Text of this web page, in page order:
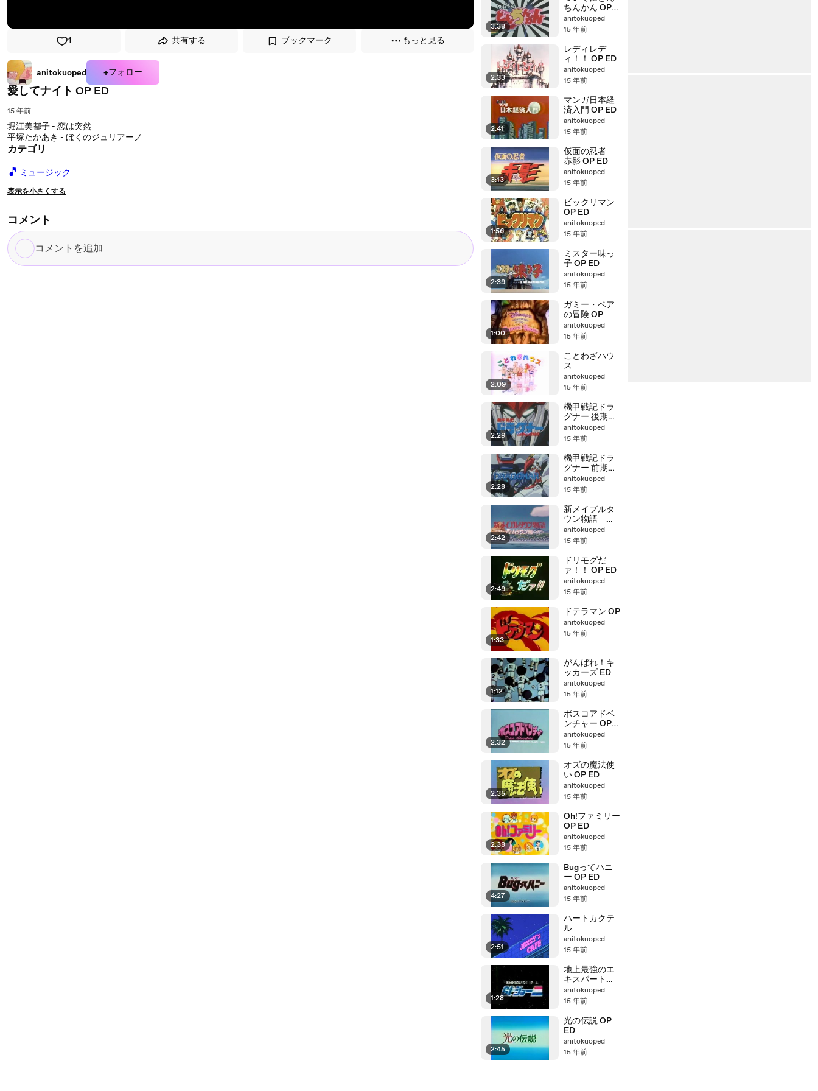
1 共有する ブックマーク もっと見る
anitokuoped +フォロー
愛してナイト OP ED
15 年前
堀江美都子 - 恋は突然
平塚たかあき - ぼくのジュリアーノ
カテゴリ
🎵 ミュージック
表示を小さくする
コメント
コ
メ
3:38
ちんかん OP
ED 1
anitokuoped
15 年前
2:33
レディレデ
ィ！！ OP ED
anitokuoped
15 年前
2:41
マンガ日本経
済入門 OP ED
anitokuoped
15 年前
3:13
仮面の忍者
赤影 OP ED
anitokuoped
15 年前
1:56
ビックリマン
OP ED
anitokuoped
15 年前
2:39
ミスター味っ
子 OP ED
anitokuoped
15 年前
1:00
ガミー・ベア
の冒険 OP
anitokuoped
15 年前
2:09
ことわざハウ
ス
anitokuoped
15 年前
2:29
機甲戦記ドラ
グナー 後期OP
ED
anitokuoped
15 年前
2:28
機甲戦記ドラ
グナー 前期OP
ED
anitokuoped
15 年前
2:42
新メイプルタ
ウン物語 パ
ームタウン編
OP ED
anitokuoped
15 年前
2:49
ドリモグだ
ァ！！ OP ED
anitokuoped
15 年前
1:33
ドテラマン OP
anitokuoped
15 年前
1:12
がんばれ！キ
ッカーズ ED
anitokuoped
15 年前
2:32
ボスコアドベ
ンチャー OP
ED
anitokuoped
15 年前
2:35
オズの魔法使
い OP ED
anitokuoped
15 年前
2:38
Oh!ファミリー
OP ED
anitokuoped
15 年前
4:27
Bugってハニ
ー OP ED
anitokuoped
15 年前
2:51
ハートカクテ
ル
anitokuoped
15 年前
1:28
地上最強のエ
キスパートチ
ーム G.I.ジョ
ー OP
anitokuoped
15 年前
2:45
光の伝説 OP
ED
anitokuoped
15 年前